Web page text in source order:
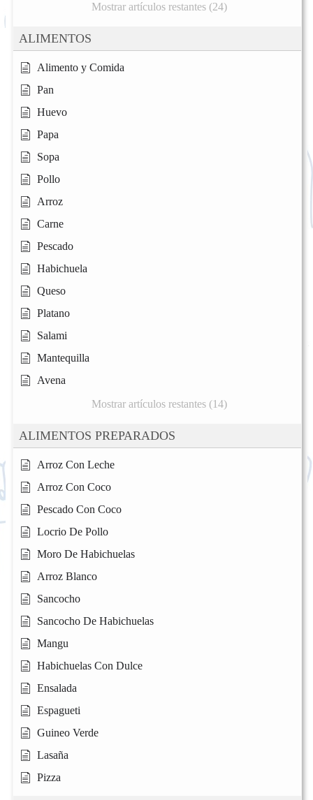
Mostrar artículos restantes (24)
ALIMENTOS
Alimento y Comida
Pan
Huevo
Papa
Sopa
Pollo
Arroz
Carne
Pescado
Habichuela
Queso
Platano
Salami
Mantequilla
Avena
Mostrar artículos restantes (14)
ALIMENTOS PREPARADOS
Arroz Con Leche
Arroz Con Coco
Pescado Con Coco
Locrio De Pollo
Moro De Habichuelas
Arroz Blanco
Sancocho
Sancocho De Habichuelas
Mangu
Habichuelas Con Dulce
Ensalada
Espagueti
Guineo Verde
Lasaña
Pizza